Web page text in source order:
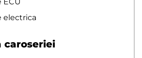
ECU
electrica
caroseriei